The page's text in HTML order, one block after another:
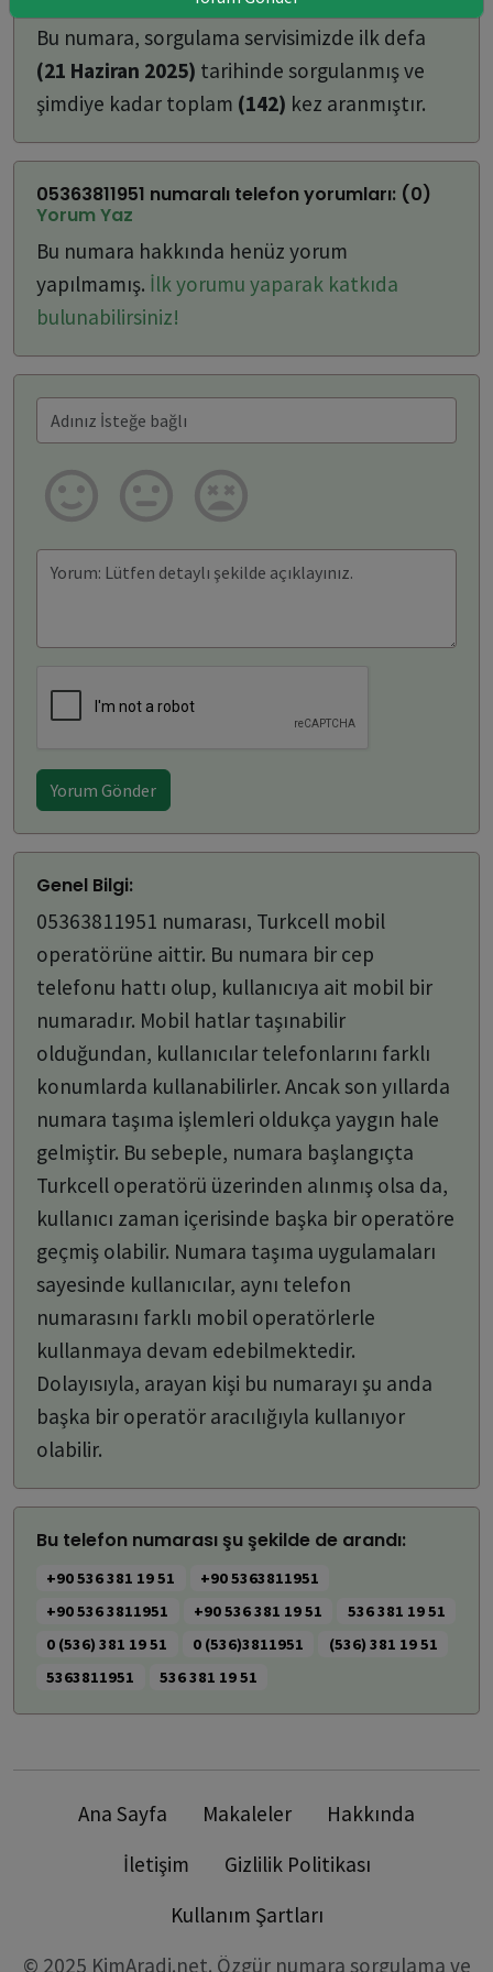
Bu numara, sorgulama servisimizde ilk defa
(21 Haziran 2025) tarihinde sorgulanmış ve
şimdiye kadar toplam (142) kez aranmıştır.
05363811951 numaralı telefon yorumları: (0)
Yorum Yaz
Bu numara hakkında henüz yorum
yapılmamış. İlk yorumu yaparak katkıda
bulunabilirsiniz!
Yorum Gönder
Genel Bilgi:
05363811951 numarası, Turkcell mobil
operatörüne aittir. Bu numara bir cep
telefonu hattı olup, kullanıcıya ait mobil bir
numaradır. Mobil hatlar taşınabilir
olduğundan, kullanıcılar telefonlarını farklı
konumlarda kullanabilirler. Ancak son yıllarda
numara taşıma işlemleri oldukça yaygın hale
gelmiştir. Bu sebeple, numara başlangıçta
Turkcell operatörü üzerinden alınmış olsa da,
kullanıcı zaman içerisinde başka bir operatöre
geçmiş olabilir. Numara taşıma uygulamaları
sayesinde kullanıcılar, aynı telefon
numarasını farklı mobil operatörlerle
kullanmaya devam edebilmektedir.
Dolayısıyla, arayan kişi bu numarayı şu anda
başka bir operatör aracılığıyla kullanıyor
olabilir.
Bu telefon numarası şu şekilde de arandı:
+90 536 381 19 51
+90 5363811951
+90 536 3811951
+90 536 381 19 51
536 381 19 51
0 (536) 381 19 51
0 (536)3811951
(536) 381 19 51
5363811951
536 381 19 51
Ana Sayfa Makaleler
Hakkında
İletişim
Gizlilik Politikası
Kullanım Şartları
© 2025 KimAradi.net. Özgür numara sorgulama ve